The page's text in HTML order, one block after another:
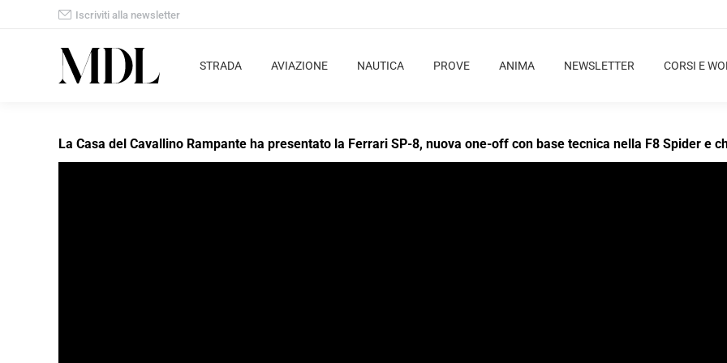
Iscriviti alla newsletter
STRADA AVIAZIONE NAUTICA PROVE ANIMA NEWSLETTER CORSI E
La Casa del Cavallino Rampante ha presentato la Ferrari SP-8, nuova one-off con base tecnica nella F8 Spider e